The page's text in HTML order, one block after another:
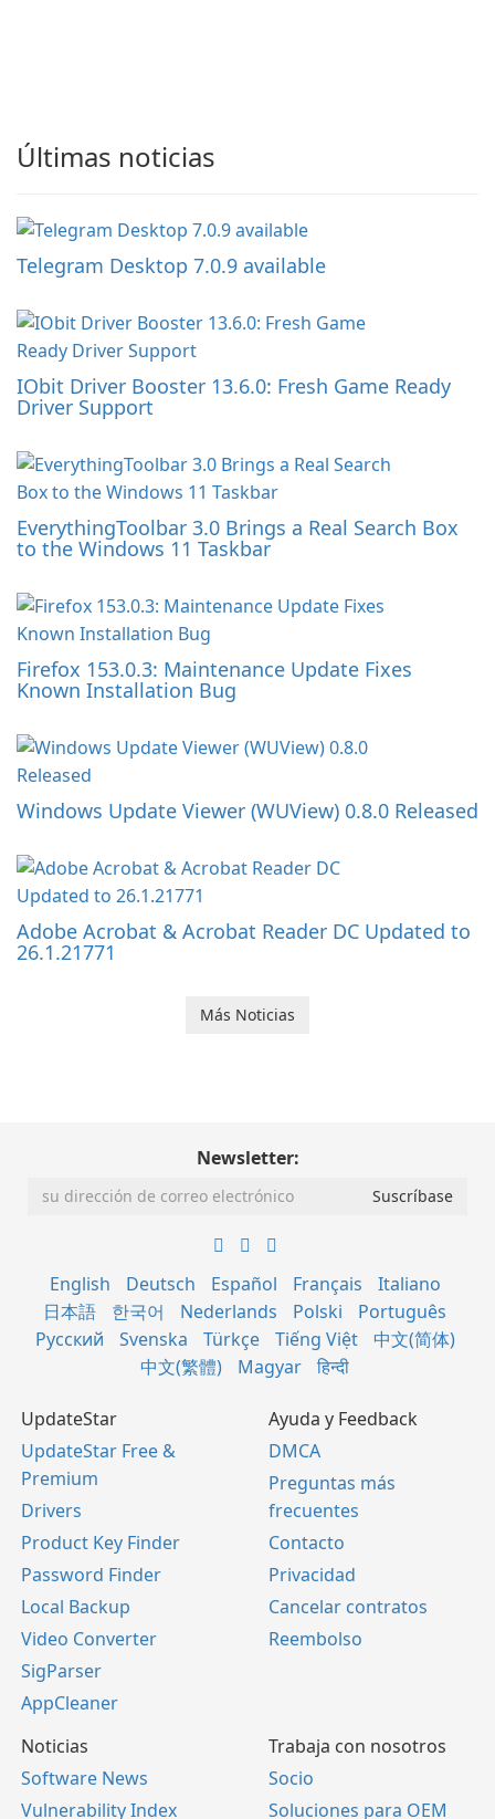
Últimas noticias
Telegram Desktop 7.0.9 available
IObit Driver Booster 13.6.0: Fresh Game Ready
Driver Support
EverythingToolbar 3.0 Brings a Real Search Box
to the Windows 11 Taskbar
Firefox 153.0.3: Maintenance Update Fixes
Known Installation Bug
Windows Update Viewer (WUView) 0.8.0 Released
Adobe Acrobat & Acrobat Reader DC Updated to
26.1.21771
Más Noticias
Newsletter:
English Deutsch Español Français
Italiano
日本語
한국어 Nederlands Polski
Português
Русский
Svenska Türkçe Tiếng Việt
中文(简体)
中文(繁體)
Magyar हिन्दी
UpdateStar
UpdateStar Free &
Premium
Drivers
Product Key Finder
Password Finder
Local Backup
Video Converter
SigParser
AppCleaner
Ayuda y Feedback
DMCA
Preguntas más
frecuentes
Contacto
Privacidad
Cancelar contratos
Reembolso
Noticias
Software News
Vulnerability Index
Trabaja con nosotros
Socio
Soluciones para OEM